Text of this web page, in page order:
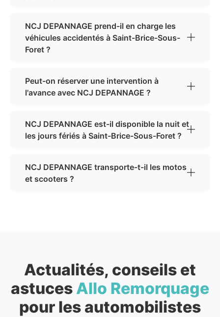
NCJ DEPANNAGE prend-il en charge les
véhicules accidentés à Saint-Brice-Sous-
Foret ?
Peut-on réserver une intervention à
l'avance avec NCJ DEPANNAGE ?
NCJ DEPANNAGE est-il disponible la nuit et
les jours fériés à Saint-Brice-Sous-Foret ?
NCJ DEPANNAGE transporte-t-il les motos
et scooters ?
Actualités, conseils et
astuces Allo Remorquage
pour les automobilistes